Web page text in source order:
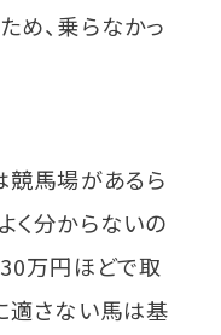
め、乗らなかっ
競馬場があるら
く分からないの
万円ほどで取
適さない馬は基